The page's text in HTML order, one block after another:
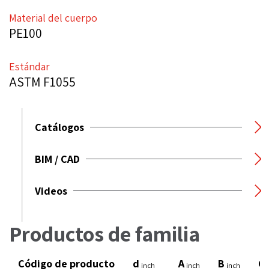
Material del cuerpo
PE100
Estándar
ASTM F1055
Catálogos
BIM / CAD
Videos
Productos de familia
Código de producto d inch A inch B inch C